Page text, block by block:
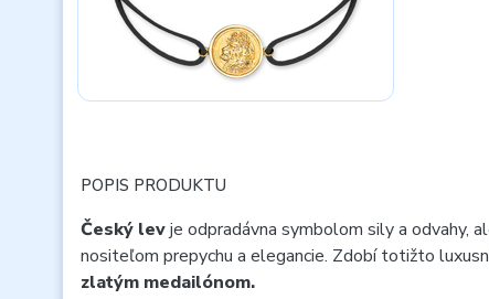
POPIS PRODUKTU
Český levje odpradávna symbolom sily a odvahy,
nositeľom prepychu a elegancie. Zdobí totižto
zlatým medailónom.